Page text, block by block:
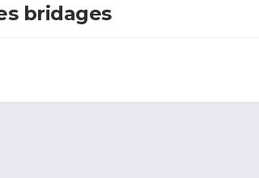
bridages